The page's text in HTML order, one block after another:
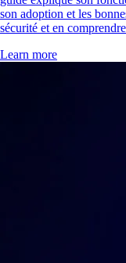
son adoption et les
sécurité et en
Learn more